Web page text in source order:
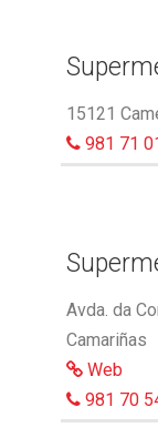
15121
981 71
Avda. da
Camariñas
Web
981 70